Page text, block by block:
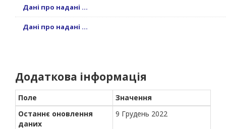
Дані про надані ...
Дані про надані ...
Додаткова інформація
Поле
Значення
Останнє оновлення
даних
9 Грудень 2022